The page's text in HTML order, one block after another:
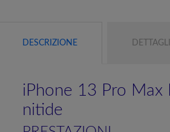
DESCRIZIONE
iPhone 13 Pro Max
nitide